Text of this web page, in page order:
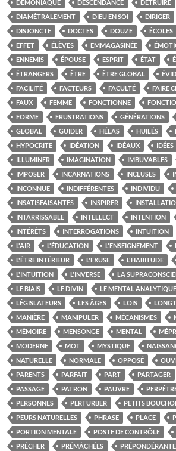
DÉMONIAQUE DESCENDANCE DÉTRUIRE
DIAMÉTRALEMENT
DIEU EN SOI DIRIGER
DISJONCTE
DOCTES DOUZE ÉCOLES
EFFET
ÉLÈVES EMMAGASINÉE
ENNEMIS
ÉPOUSE ESPRIT ÉTAT
ÉTRANGERS
ÊTRE ÊTRE GLOBAL
FACILITÉ
FACTEURS FACULTÉ FAIRE
FAUX
FEMME FONCTIONNE
FORME
FRUSTRATIONS GÉNÉRATIONS
GLOBAL
GUIDER HÉLAS HUILÉS
HYPOCRITE
IDÉATION IDÉAUX IDÉES
ILLUMINER
IMAGINATION IMBUVABLES
IMPOSER
INCARNATIONS INCLUSES
INCONNUE
INDIFFÉRENTES INDIVIDU
INSATISFAISANTES
INSPIRER
INTARRISSABLE
INTELLECT INTENTION
INTÉRÊTS
INTERROGATIONS INTUITION
L'AIR
L'ÉDUCATION L'ENSEIGNEMENT
L'ÊTRE INTÉRIEUR
L'EXUSE L'HABITUDE
L'INTUITION
L'INVERSE LA
LE BIAIS
LE DIVIN LE MENTAL ANALYTIQUE
LÉGISLATEURS
LES ÂGES LOIS
MANIÈRE
MANIPULER MÉCANISMES
MÉMOIRE
MENSONGE MENTAL
MODERNE
MOT MYSTIQUE
NATURELLE
NORMALE OPPOSÉ
PARENTS
PARFAIT PART PARTAGER
PASSAGE
PATRON PAUVRE
PERSONNES
PERTURBER
PETITS
PEURS NATURELLES
PHRASE PLACE
PORTION MENTALE
POSTE DE CONTRÔLE
PRÊCHER
PRÉMÂCHÉES PRÉPONDÉRANTE